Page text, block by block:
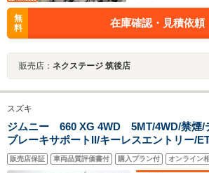
無
料
在庫確認・見積依頼
販売店： ネクステージ 筑後店
スズキ
ジムニー 660 XG 4WD 5MT/4WD/禁煙/
ブレーキサポートII/キーレスエントリー/
トライト/オートハイビーム/パーキングセ
ングストップ
販売店保証 車両品質評価書付 購入プラン付 オンライン